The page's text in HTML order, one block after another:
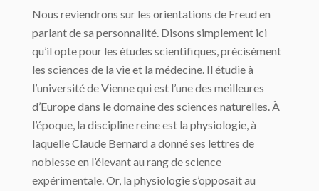
Nous reviendrons sur les orientations de Freud en
parlant de sa personnalité. Disons simplement ici
qu’il opte pour les études scientifiques, précisément
les sciences de la vie et la médecine. Il étudie à
l’université de Vienne qui est l’une des meilleures
d’Europe dans le domaine des sciences naturelles. À
l’époque, la discipline reine est la physiologie, à
laquelle Claude Bernard a donné ses lettres de
noblesse en l’élevant au rang de science
expérimentale. Or, la physiologie s’opposait au